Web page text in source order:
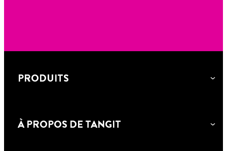
PRODUITS
À PROPOS DE TANGIT